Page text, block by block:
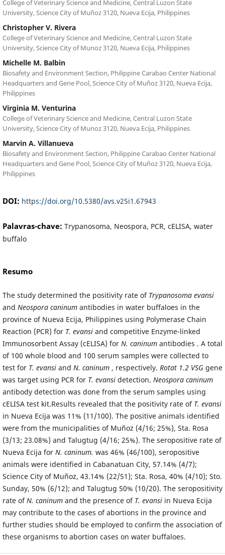
College of Veterinary Science and Medicine, Central Luzon State
University, Science City of Muñoz 3120, Nueva Ecija, Philippines
Christopher V. Rivera
College of Veterinary Science and Medicine, Central Luzon State
University, Science City of Munoz 3120, Nueva Ecija, Philippines
Michelle M. Balbin
Biosafety and Environment Section, Philippine Carabao Center National
Headquarters and Gene Pool, Science City of Muñoz 3120, Nueva Ecija,
Philippines
Virginia M. Venturina
College of Veterinary Science and Medicine, Central Luzon State
University, Science City of Munoz 3120, Nueva Ecija, Philippines
Marvin A. Villanueva
Biosafety and Environment Section, Philippine Carabao Center National
Headquarters and Gene Pool, Science City of Muñoz 3120, Nueva Ecija,
Philippines
DOI: https://doi.org/10.5380/avs.v25i1.67943
Palavras-chave: Trypanosoma, Neospora, PCR, cELISA, water
buffalo
Resumo
The study determined the positivity rate of Trypanosoma evansi
and Neospora caninumantibodies in water buffaloes in the
province of Nueva Ecija, Philippines using Polymerase Chain
Reaction (PCR) for T. evansiand competitive Enzyme-linked
Immunosorbent Assay (cELISA) for N. caninumantibodies . A total
of 100 whole blood and 100 serum samples were collected to
test for T. evansiand N. caninum, respectively. Rotat 1.2 VSG gene
was target using PCR for T. evansidetection. Neospora caninum
antibody detection was done from the serum samples using
cELISA test kit.Results revealed that the positivity rate of T. evansi
in Nueva Ecija was 11% (11/100). The positive animals identified
were from the municipalities of Muñoz (4/16; 25%), Sta. Rosa
(3/13; 23.08%) and Talugtug (4/16; 25%). The seropositive rate of
Nueva Ecija for N. caninum. was 46% (46/100), seropositive
animals were identified in Cabanatuan City, 57.14% (4/7);
Science City of Muñoz, 43.14% (22/51); Sta. Rosa, 40% (4/10); Sto.
Sunday, 50% (6/12); and Talugtug 50% (10/20). The seropositivity
rate ofN. caninumand the presence of T. evansiin Nueva Ecija
may contribute to the cases of abortions in the province and
further studies should be employed to confirm the association of
these organisms to abortion cases on water buffaloes.